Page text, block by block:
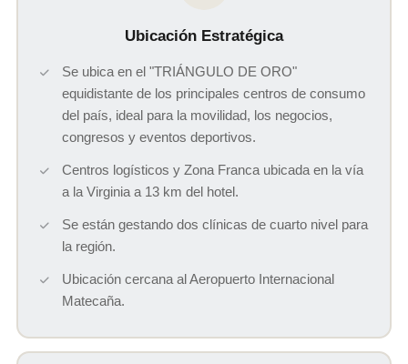
Ubicación Estratégica
Se ubica en el "TRIÁNGULO DE ORO"
equidistante de los principales centros de consumo
del país, ideal para la movilidad, los negocios,
congresos y eventos deportivos.
Centros logísticos y Zona Franca ubicada en la vía
a la Virginia a 13 km del hotel.
Se están gestando dos clínicas de cuarto nivel para
la región.
Ubicación cercana al Aeropuerto Internacional
Matecaña.